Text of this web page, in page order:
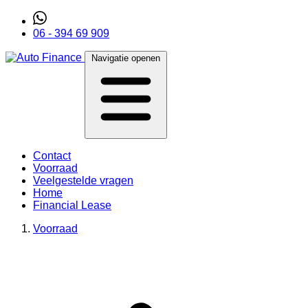
06 - 394 69 909
Navigatie openen
Contact
Voorraad
Veelgestelde vragen
Home
Financial Lease
Voorraad